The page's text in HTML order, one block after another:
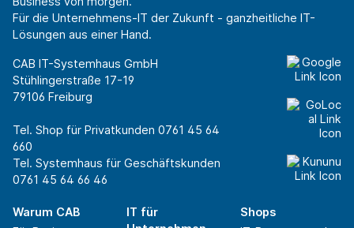
Für die Unternehmens-IT der Zukunft - ganzheitliche IT-
Lösungen aus einer Hand.
CAB IT-Systemhaus GmbH
Stühlingerstraße 17-19
79106 Freiburg
Tel. Shop für Privatkunden 0761 45 64
660
Tel. Systemhaus für Geschäftskunden
0761 45 64 66 46
Warum CAB
IT für
Shops